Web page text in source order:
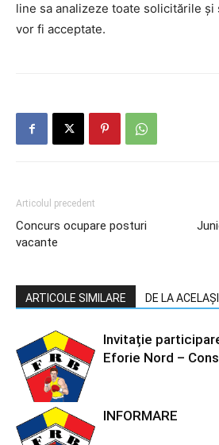
line sa analizeze toate solicitările și
vor fi acceptate.
Articolul precedent
Concurs ocupare posturi
vacante
ARTICOLE SIMILARE DE LA
Invitație
Eforie Nord –
INFORMARE